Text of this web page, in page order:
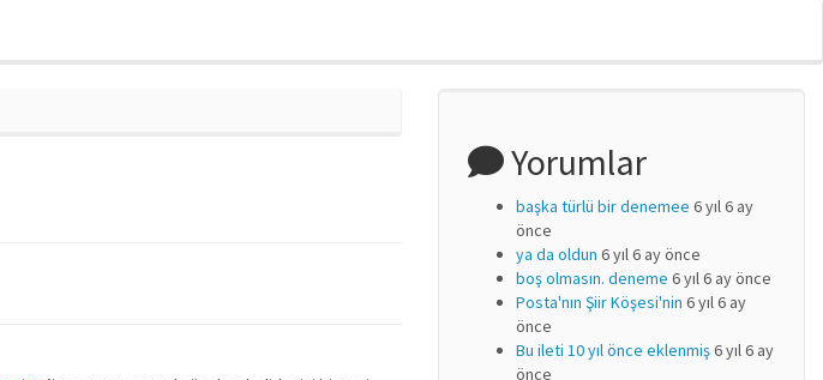
Yorumlar
başka türlü bir denemee 6 yıl 6 ay
önce
ya da oldun 6 yıl 6 ay önce
boş olmasın. deneme 6 yıl 6 ay önce
Posta'nın Şiir Köşesi'nin 6 yıl 6 ay
önce
Bu ileti 10 yıl önce eklenmiş6 yıl 6 ay
önce